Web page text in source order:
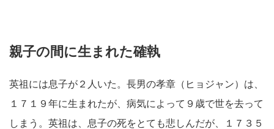
親子の間に生まれた確執
英祖には息子が２人いた。長男の孝章（ヒョジャン）は、
１７１９年に生まれたが、病気によって９歳で世を去って
しまう。英祖は、息子の死をとても悲しんだが、１７３５